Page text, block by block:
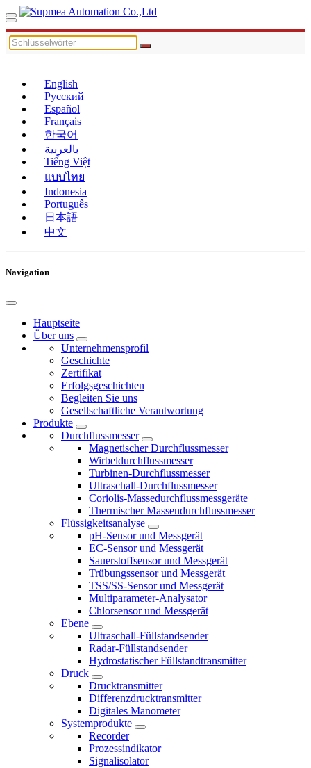
English
Русский
Español
Français
한국어
بالعربية
Tiếng Việt
แบบไทย
Indonesia
Português
日本語
中文
Navigation
Hauptseite
Über uns
Unternehmensprofil
Geschichte
Zertifikat
Erfolgsgeschichten
Begleiten Sie uns
Gesellschaftliche Verantwortung
Produkte
Durchflussmesser
Magnetischer Durchflussmesser
Wirbeldurchflussmesser
Turbinen-Durchflussmesser
Ultraschall-Durchflussmesser
Coriolis-Massedurchflussmessgeräte
Thermischer Massendurchflussmesser
Flüssigkeitsanalyse
pH-Sensor und Messgerät
EC-Sensor und Messgerät
Sauerstoffsensor und Messgerät
Trübungssensor und Messgerät
TSS/SS-Sensor und Messgerät
Multiparameter-Analysator
Chlorsensor und Messgerät
Ebene
Ultraschall-Füllstandsender
Radar-Füllstandsender
Hydrostatischer Füllstandtransmitter
Druck
Drucktransmitter
Differenzdrucktransmitter
Digitales Manometer
Systemprodukte
Recorder
Prozessindikator
Signalisolator